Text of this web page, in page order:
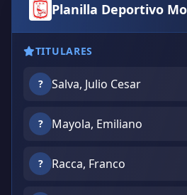
Planilla Deportivo
TITULARES
? Salva, Julio Cesar
? Mayola, Emiliano
? Racca, Franco